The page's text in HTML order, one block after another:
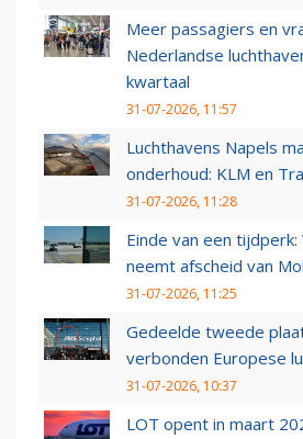
Meer passagiers en
Nederlandse
kwartaal
31-07-2026, 11:57
Luchthavens Napels
onderhoud: KLM en
31-07-2026, 11:28
Einde van een
neemt afscheid van
31-07-2026, 11:25
Gedeelde tweede
verbonden Europese
31-07-2026, 10:37
LOT opent in maart